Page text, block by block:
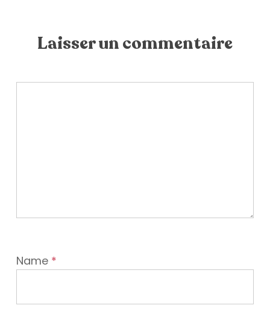
Laisser un commentaire
Name *